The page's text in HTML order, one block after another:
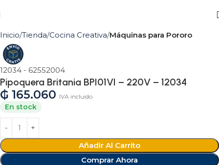
Inicio Tienda Cocina Creativa Máquinas para Pororo
12034 - 62552004
Pipoquera Britania BPI01VI – 220V – 12034
₲ 165.060 IVA incluido
En stock
Añadir Al Carrito
Comprar Ahora